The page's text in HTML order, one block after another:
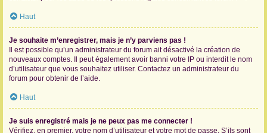
Haut
Je souhaite m’enregistrer, mais je n’y parviens pas !
Il est possible qu’un administrateur du forum ait désactivé la création de
nouveaux comptes. Il peut également avoir banni votre IP ou interdit le nom
d’utilisateur que vous souhaitez utiliser. Contactez un administrateur du
forum pour obtenir de l’aide.
Haut
Je suis enregistré mais je ne peux pas me connecter !
Vérifiez, en premier, votre nom d’utilisateur et votre mot de passe. S’ils sont